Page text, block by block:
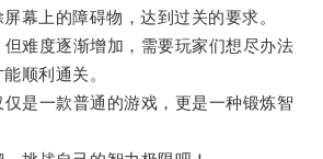
幕上的障碍物，达到过关的要求。
度逐渐增加，需要玩家们想尽办法
顺利通关。
一款普通的游戏，更是一种锻炼智